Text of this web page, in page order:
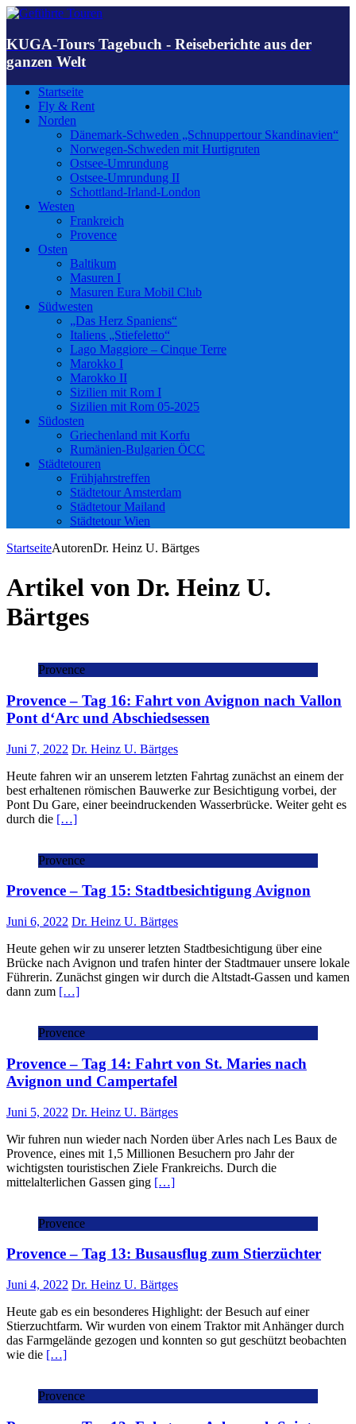
KUGA-Tours Tagebuch - Reiseberichte aus der
ganzen Welt
Startseite
Fly & Rent
Norden
Dänemark-Schweden „Schnuppertour Skandinavien“
Norwegen-Schweden mit Hurtigruten
Ostsee-Umrundung
Ostsee-Umrundung II
Schottland-Irland-London
Westen
Frankreich
Provence
Osten
Baltikum
Masuren I
Masuren Eura Mobil Club
Südwesten
„Das Herz Spaniens“
Italiens „Stiefeletto“
Lago Maggiore – Cinque Terre
Marokko I
Marokko II
Sizilien mit Rom I
Sizilien mit Rom 05-2025
Südosten
Griechenland mit Korfu
Rumänien-Bulgarien ÖCC
Städtetouren
Frühjahrstreffen
Städtetour Amsterdam
Städtetour Mailand
Städtetour Wien
StartseiteAutorenDr. Heinz U. Bärtges
Artikel von Dr. Heinz U.
Bärtges
Provence
Provence – Tag 16: Fahrt von Avignon nach Vallon
Pont d‘Arc und Abschiedsessen
Juni 7, 2022 Dr. Heinz U. Bärtges
Heute fahren wir an unserem letzten Fahrtag zunächst an einem der
best erhaltenen römischen Bauwerke zur Besichtigung vorbei, der
Pont Du Gare, einer beeindruckenden Wasserbrücke. Weiter geht es
durch die […]
Provence
Provence – Tag 15: Stadtbesichtigung Avignon
Juni 6, 2022 Dr. Heinz U. Bärtges
Heute gehen wir zu unserer letzten Stadtbesichtigung über eine
Brücke nach Avignon und trafen hinter der Stadtmauer unsere lokale
Führerin. Zunächst gingen wir durch die Altstadt-Gassen und kamen
dann zum […]
Provence
Provence – Tag 14: Fahrt von St. Maries nach
Avignon und Campertafel
Juni 5, 2022 Dr. Heinz U. Bärtges
Wir fuhren nun wieder nach Norden über Arles nach Les Baux de
Provence, eines mit 1,5 Millionen Besuchern pro Jahr der
wichtigsten touristischen Ziele Frankreichs. Durch die
mittelalterlichen Gassen ging […]
Provence
Provence – Tag 13: Busausflug zum Stierzüchter
Juni 4, 2022 Dr. Heinz U. Bärtges
Heute gab es ein besonderes Highlight: der Besuch auf einer
Stierzuchtfarm. Wir wurden von einem Traktor mit Anhänger durch
das Farmgelände gezogen und konnten so gut geschützt beobachten
wie die […]
Provence